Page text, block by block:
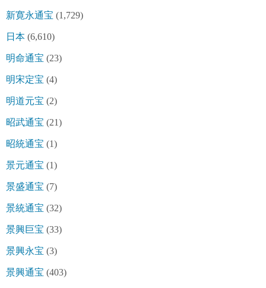
新寛永通宝 (1,729)
日本 (6,610)
明命通宝 (23)
明宋定宝 (4)
明道元宝 (2)
昭武通宝 (21)
昭統通宝 (1)
景元通宝 (1)
景盛通宝 (7)
景統通宝 (32)
景興巨宝 (33)
景興永宝 (3)
景興通宝 (403)